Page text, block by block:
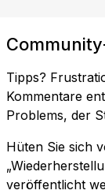
Tipps?
Kommentare
Problems, der
Hüten Sie sich
veröffentlicht